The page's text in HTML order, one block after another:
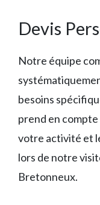
Devis
Notre équipe
besoins
prend en
votre activité et
lors de notre
Bretonneux.